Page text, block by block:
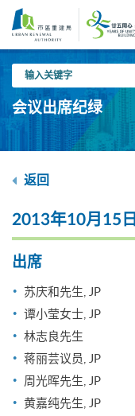
要
入
关
键
会议出席纪绿
返回
2013年10月15日
出席
苏庆和先生, JP
谭小莹女士, JP
林志良先生
蒋丽芸议员, JP
周光晖先生, JP
黄嘉纯先生, JP